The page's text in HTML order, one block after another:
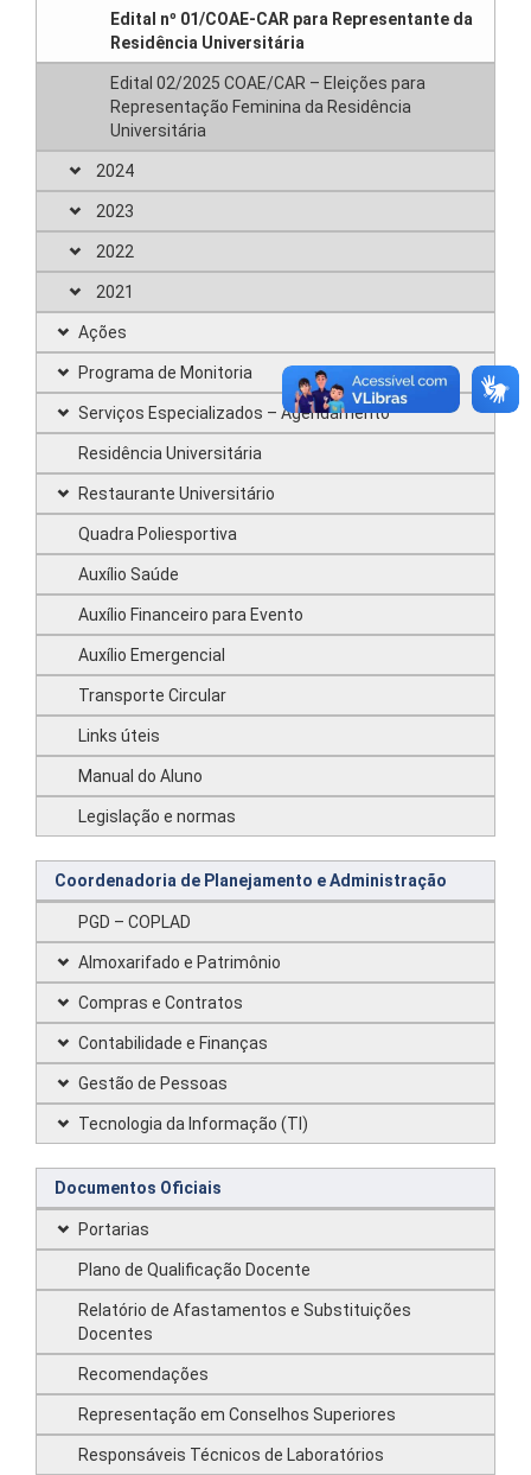
Edital nº 01/COAE-CAR para Representante da
Residência Universitária
Edital 02/2025 COAE/CAR – Eleições para
Representação Feminina da Residência
Universitária
2024
2023
2022
2021
Ações
Programa de Monitoria
Serviços Especializados – Agendamento
Residência Universitária
Restaurante Universitário
Quadra Poliesportiva
Auxílio Saúde
Auxílio Financeiro para Evento
Auxílio Emergencial
Transporte Circular
Links úteis
Manual do Aluno
Legislação e normas
Coordenadoria de Planejamento e Administração
PGD – COPLAD
Almoxarifado e Patrimônio
Compras e Contratos
Contabilidade e Finanças
Gestão de Pessoas
Tecnologia da Informação (TI)
Documentos Oficiais
Portarias
Plano de Qualificação Docente
Relatório de Afastamentos e Substituições
Docentes
Recomendações
Representação em Conselhos Superiores
Responsáveis Técnicos de Laboratórios